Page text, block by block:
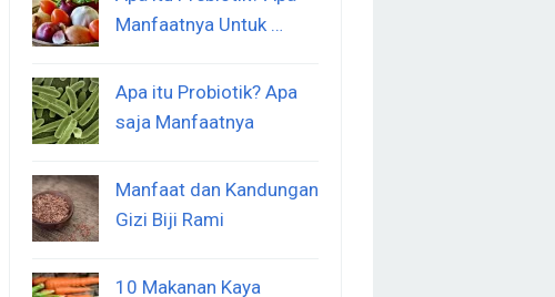
Manfaatnya Untuk …
Apa itu Probiotik? Apa
saja Manfaatnya
Manfaat dan Kandungan
Gizi Biji Rami
10 Makanan Kaya